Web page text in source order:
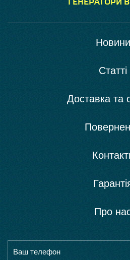
ГЕНЕРАТОРИ
Новини
Статті
Доставка та
Про